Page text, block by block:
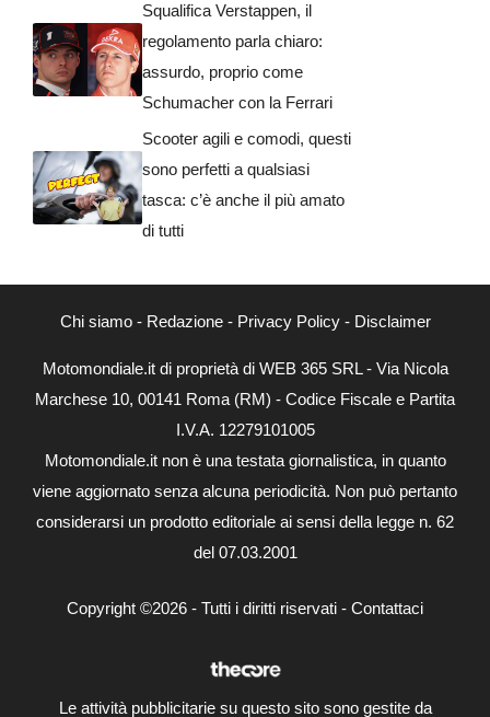
Squalifica Verstappen, il
regolamento parla chiaro:
assurdo, proprio come
Schumacher con la Ferrari
Scooter agili e comodi, questi
sono perfetti a qualsiasi
tasca: c’è anche il più amato
di tutti
Chi siamo- Redazione- Privacy Policy- Disclaimer
Motomondiale.it di proprietà di WEB 365 SRL - Via Nicola
Marchese 10, 00141 Roma (RM) - Codice Fiscale e Partita
I.V.A. 12279101005
Motomondiale.it non è una testata giornalistica, in quanto
viene aggiornato senza alcuna periodicità. Non può pertanto
considerarsi un prodotto editoriale ai sensi della legge n. 62
del 07.03.2001
Copyright ©2026 - Tutti i diritti riservati - Contattaci
Le attività pubblicitarie su questo sito sono gestite da